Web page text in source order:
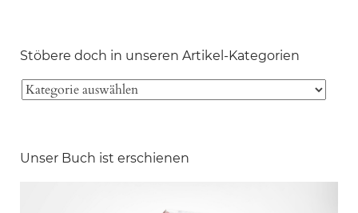
Stöbere doch in unseren Artikel-Kategorien
Unser Buch ist erschienen